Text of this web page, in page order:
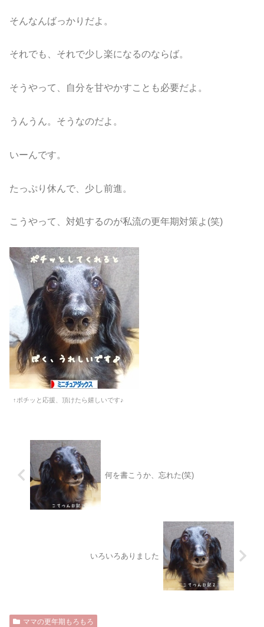
そんなんばっかりだよ。
それでも、それで少し楽になるのならば。
そうやって、自分を甘やかすことも必要だよ。
うんうん。そうなのだよ。
いーんです。
たっぷり休んで、少し前進。
こうやって、対処するのが私流の更年期対策よ(笑)
↑ポチッと応援、頂けたら嬉しいです♪
何を書こうか、忘れた(笑)
いろいろありました
ママの更年期もろもろ